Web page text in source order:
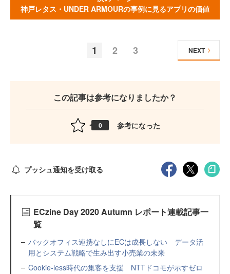
神戸レタス・UNDER ARMOURの事例に見るアプリの価値
1 2 3 NEXT
この記事は参考になりましたか？
0 参考になった
プッシュ通知を受け取る
ECzine Day 2020 Autumn レポート連載記事一
覧
バックオフィス連携なしにECは成長しない データ活
用とシステム戦略で生み出す小売業の未来
Cookie-less時代の集客を支援 NTTドコモが示すゼロ